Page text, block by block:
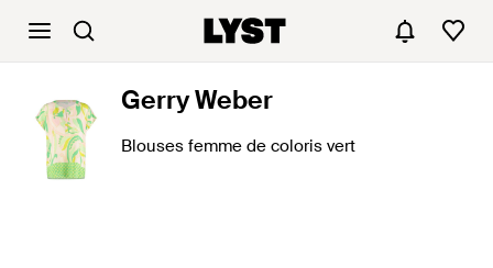
Gerry Weber
Blouses femme de coloris vert